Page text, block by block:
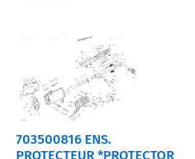
703500816 ENS.
PROTECTEUR *PROTECTOR